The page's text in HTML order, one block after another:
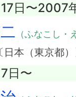
日〜2007
（ふなこし・
日本（東京都）
日〜